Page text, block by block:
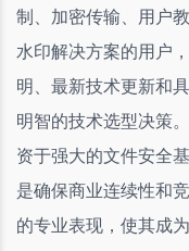
制、加密传输、用户
水印解决方案的用户
明、最新技术更新和
明智的技术选型决策
资于强大的文件安全
是确保商业连续性和
的专业表现，使其成